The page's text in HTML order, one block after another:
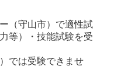
（守山市）で適性試
等）・技能試験を受
では受験できませ